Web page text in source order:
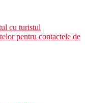
cu turistul
pentru contactele de